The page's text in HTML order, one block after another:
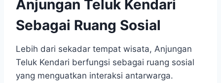
Anjungan Teluk Kendari
Sebagai Ruang Sosial
Lebih dari sekadar tempat wisata, Anjungan
Teluk Kendari berfungsi sebagai ruang sosial
yang menguatkan interaksi antarwarga.